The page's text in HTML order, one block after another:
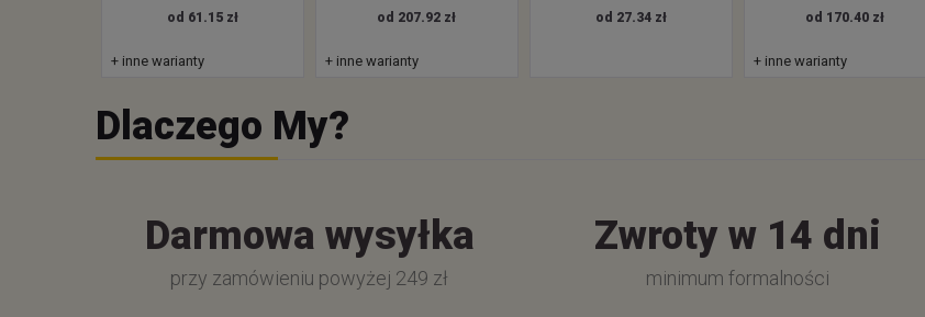
od 61.15 zł
+ inne warianty
od 207.92 zł
+ inne warianty
od 27.34 zł od 170.40 zł
+ inne warianty
Dlaczego My?
Darmowa wysyłka
przy zamówieniu powyżej 249 zł
Zwroty w 14 dni
minimum formalności